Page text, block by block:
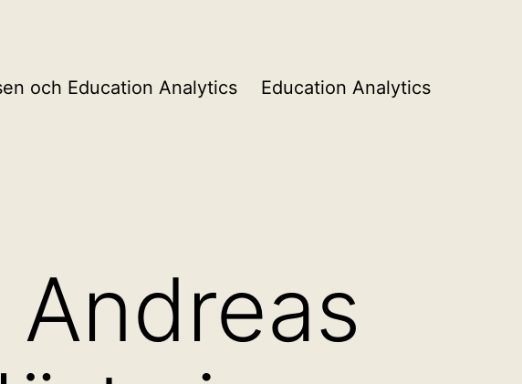
och Education Analytics Education Analytics